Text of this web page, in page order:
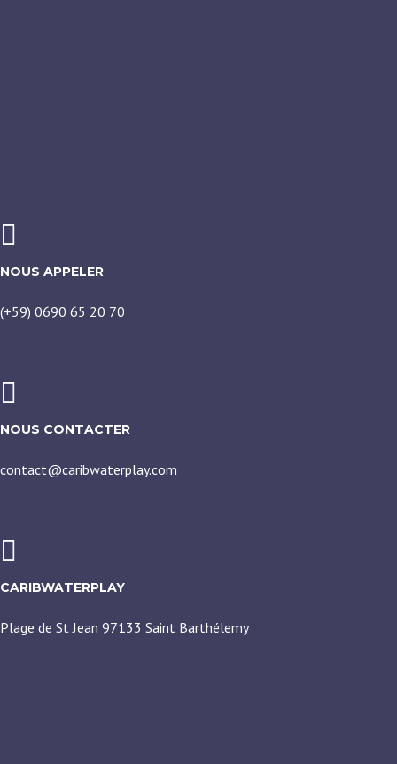
NOUS APPELER
(+59) 0690 65 20 70
NOUS CONTACTER
contact@caribwaterplay.com
CARIBWATERPLAY
Plage de St Jean 97133 Saint Barthélemy